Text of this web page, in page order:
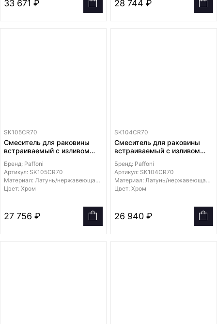
33 671 ₽ 28 744 ₽
SK105CR70
Смеситель для раковины
встраиваемый с изливом
нержавеющей стали
70х70мм
Бренд: Paffoni
Артикул: SK105CR70
Материал: Латунь/нержавеющая сталь
Цвет: Хром
27 756 ₽
SK104CR70
Смеситель для раковины
встраиваемый с изливом
нержавеющей стали
70х70мм
Бренд: Paffoni
Артикул: SK104CR70
Материал: Латунь/нержавеющая сталь
Цвет: Хром
26 940 ₽